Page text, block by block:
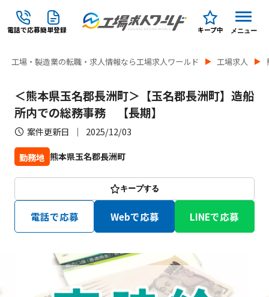
電話で応募簡単登録 キープ中 メニュー
工場・製造業の転職・求人情報なら工場求人ワールド 工場求人
＜熊本県玉名郡長洲町＞【玉名郡長洲町】造船
所内での総務事務 【長期】
案件更新日 2025/12/03
勤務地 熊本県玉名郡長洲町
キープする
電話で応募 Webで応募 LINEで応募